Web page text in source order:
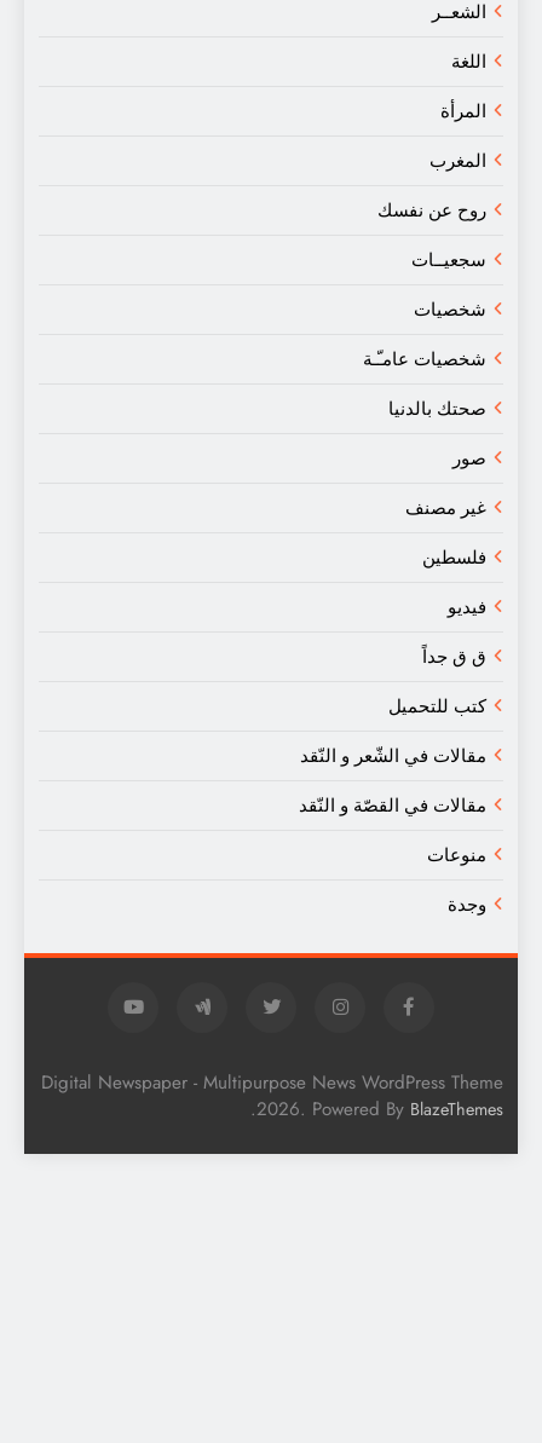
الشعــر
اللغة
المرأة
المغرب
روح عن نفسك
سجعيــات
شخصيات
شخصيات عامـّـة
صحتك بالدنيا
صور
غير مصنف
فلسطين
فيديو
ق ق جداً
كتب للتحميل
مقالات في الشّعر و النّقد
مقالات في القصّة و النّقد
منوعات
وجدة
Digital Newspaper - Multipurpose News WordPress
2026. Powered By
.